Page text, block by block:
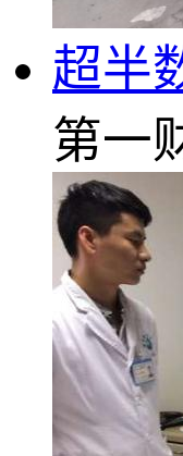
超半
第一